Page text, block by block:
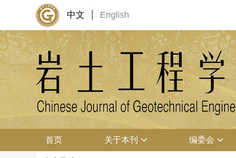
中文 English
首页 关于本刊 编委会